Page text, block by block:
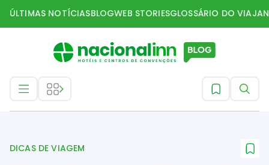
ÚLTIMAS NOTÍCIASBLOGWEB STORIESGLOSSÁRIO DO
DICAS DE VIAGEM